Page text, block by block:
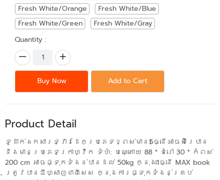
Fresh White/Orange
Fresh White/Blue
Fresh White/Green
Fresh White/Gray
Quantity :
Buy Now Add to Cart
Product Detail
ទូដាក់ឯកសារទ្វារដែកប្រភេទខ្ពស់មាន5ធ្នើអាចស៊ីរេបាន​
និងមានប្រភេទក្រាហ្វិក ទំហំ: បណ្តោយ 88 * ជំរៅ 30 * កំពស់
200 cm អាចផ្ទុកទំងន់បានដល់​ 50kg ក្នុង1ធ្នើ MAX book
ត្រូវបានឌីហ្សាញជាពិសេស ក្នុងការផ្ទុកទំងន់គ្រប់